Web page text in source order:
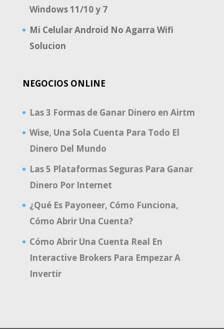
Windows 11/10 y 7
Mi Celular Android No Agarra Wifi
Solucion
NEGOCIOS ONLINE
Las 3 Formas de Ganar Dinero en Airtm
Wise, Una Sola Cuenta Para Todo El
Dinero Del Mundo
Las 5 Plataformas Seguras Para Ganar
Dinero Por Internet
¿Qué Es Payoneer, Cómo Funciona,
Cómo Abrir Una Cuenta?
Cómo Abrir Una Cuenta Real En
Interactive Brokers Para Empezar A
Invertir